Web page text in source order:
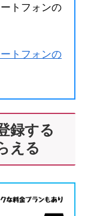
トフォンの
トフォンの
録する
える